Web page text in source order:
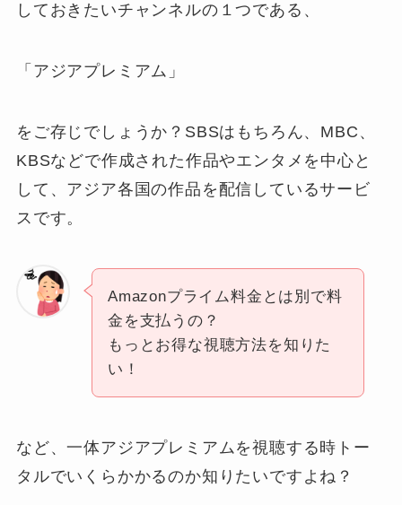
しておきたいチャンネルの１つである、
「アジアプレミアム」
をご存じでしょうか？SBSはもちろん、MBC、
KBSなどで作成された作品やエンタメを中心と
して、アジア各国の作品を配信しているサービ
スです。
Amazonプライム料金とは別で料
金を支払うの？
もっとお得な視聴方法を知りた
い！
など、一体アジアプレミアムを視聴する時トー
タルでいくらかかるのか知りたいですよね？